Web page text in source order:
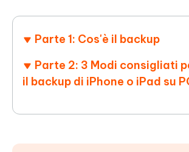
Parte 1: Cos'è il backup
Parte 2: 3 Modi consigliati
il backup di iPhone o iPad su